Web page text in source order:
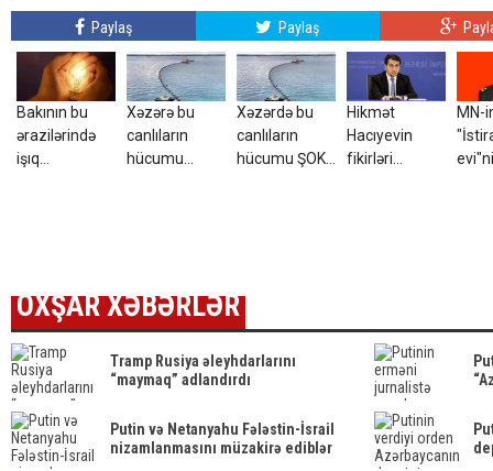
Paylaş Paylaş
Bakının bu
ərazilərində
işıq
Xəzərə bu
canlıların
hücumu
Xəzərdə bu
canlıların
hücumu ŞOK
Hikmət
Hacıyevin
fikirləri
MN-
OXŞAR XƏBƏRLƏR
Tramp Rusiya əleyhdarlarını
“maymaq” adlandırdı
Putin və Netanyahu Fələstin-İsrail
nizamlanmasını müzakirə ediblər